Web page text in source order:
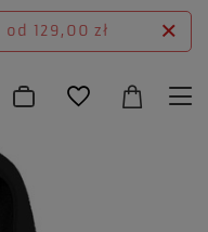
od 129,00 zł